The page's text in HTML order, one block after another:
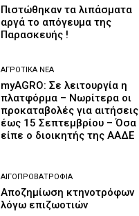
Πιστώθηκαν τα λιπάσματα
αργά το απόγευμα της
Παρασκευής !
ΑΓΡΟΤΙΚΆ ΝΈΑ
myAGRO: Σε λειτουργία η
πλατφόρμα – Νωρίτερα οι
προκαταβολές για αιτήσεις
έως 15 Σεπτεμβρίου – Όσα
είπε ο διοικητής της ΑΑΔΕ
ΑΙΓΟΠΡΟΒΑΤΡΟΦΊΑ
Αποζημίωση κτηνοτρόφων
λόγω επιζωοτιών